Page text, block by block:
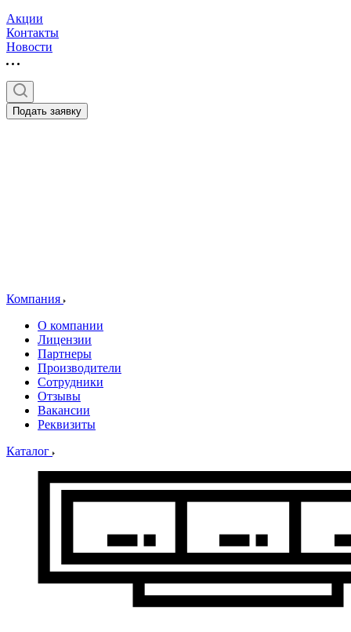
Акции
Контакты
Новости
Подать заявку
Компания
О компании
Лицензии
Партнеры
Производители
Сотрудники
Отзывы
Вакансии
Реквизиты
Каталог